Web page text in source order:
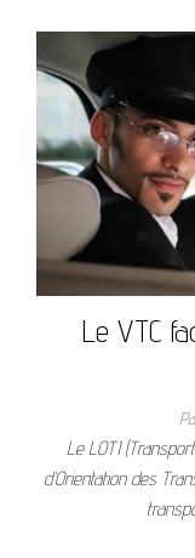
Le VTC
Le LOTI
d’Orientation des